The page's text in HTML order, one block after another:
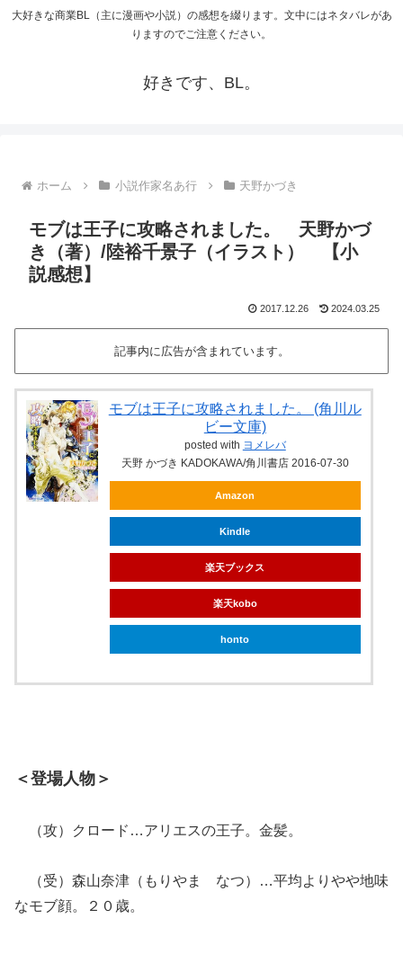
大好きな商業BL（主に漫画や小説）の感想を綴ります。文中にはネタバレがあ
りますのでご注意ください。
好きです、BL。
ホーム 小説作家名あ行 天野かづき
モブは王子に攻略されました。 天野かづ
き（著）/陸裕千景子（イラスト） 【小
説感想】
2017.12.26 2024.03.25
記事内に広告が含まれています。
モブは王子に攻略されました。 (角川ル
ビー文庫)
posted with ヨメレバ
天野 かづき KADOKAWA/角川書店 2016-07-30
Amazon
Kindle
楽天ブックス
楽天kobo
honto
＜登場人物＞
（攻）クロード…アリエスの王子。金髪。
（受）森山奈津（もりやま なつ）…平均よりやや地味
なモブ顔。２０歳。